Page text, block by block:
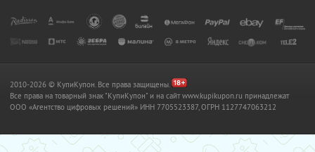
2010-2026 © КупиКупон. Все права защищены.
Все права на товарный знак "КупиКупон" и на сайт www.kupikupon.ru принадлежат
OOO «Агентство цифровых решений» ИНН 7705523387, ОГРН 1127747063212